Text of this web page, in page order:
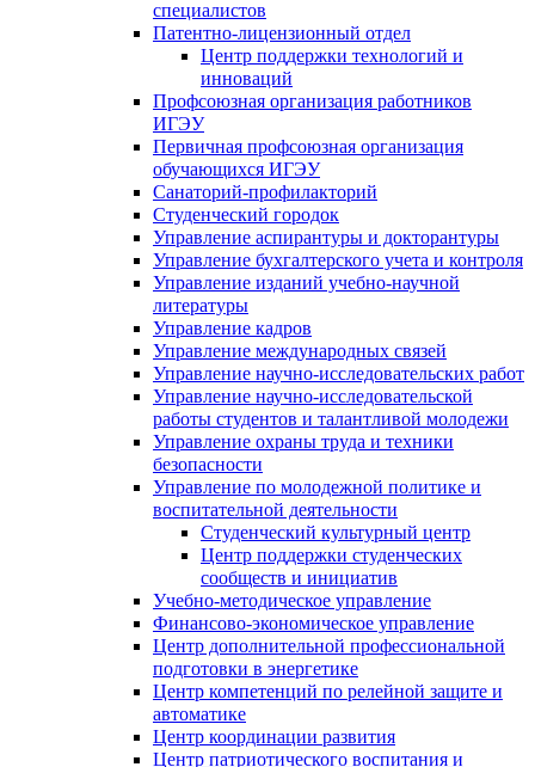
специалистов
Патентно-лицензионный отдел
Центр поддержки технологий и
инноваций
Профсоюзная организация работников
ИГЭУ
Первичная профсоюзная организация
обучающихся ИГЭУ
Санаторий-профилакторий
Студенческий городок
Управление аспирантуры и докторантуры
Управление бухгалтерского учета и контроля
Управление изданий учебно-научной
литературы
Упpавление кадpов
Управление международных связей
Управление научно-исследовательских работ
Управление научно-исследовательской
работы студентов и талантливой молодежи
Управление охраны труда и техники
безопасности
Управление по молодежной политике и
воспитательной деятельности
Студенческий культурный центр
Центр поддержки студенческих
сообществ и инициатив
Учебно-методическое управление
Финансово-экономическое управление
Центр дополнительной профессиональной
подготовки в энергетике
Центр компетенций по релейной защите и
автоматике
Центр координации развития
Центр патриотического воспитания и